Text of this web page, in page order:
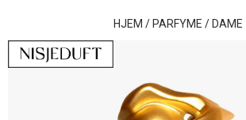
HJEM / PARFYME / DAME